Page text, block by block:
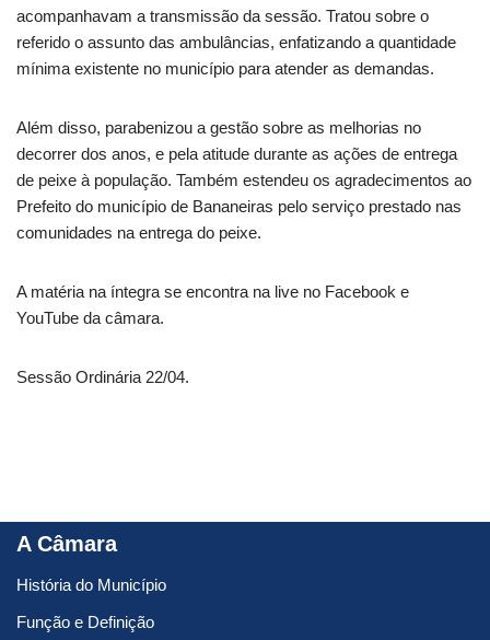
acompanhavam a transmissão da sessão. Tratou sobre o
referido o assunto das ambulâncias, enfatizando a quantidade
mínima existente no município para atender as demandas.
Além disso, parabenizou a gestão sobre as melhorias no
decorrer dos anos, e pela atitude durante as ações de entrega
de peixe à população. Também estendeu os agradecimentos ao
Prefeito do município de Bananeiras pelo serviço prestado nas
comunidades na entrega do peixe.
A matéria na íntegra se encontra na live no Facebook e
YouTube da câmara.
Sessão Ordinária 22/04.
A Câmara
História do Município
Função e Definição